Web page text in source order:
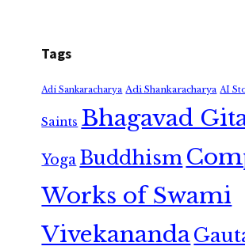
Tags
Adi Sankaracharya Adi Shankaracharya AI
Saints Bhagavad
Yoga Buddhism
Works of Swami
Vivekananda